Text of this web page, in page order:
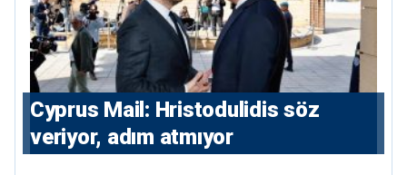
⁠Cyprus Mail: Hristodulidis söz
veriyor, adım atmıyor